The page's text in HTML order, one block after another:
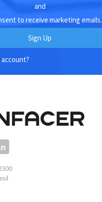
policy and terms of service
to receive marketing emails.
account?